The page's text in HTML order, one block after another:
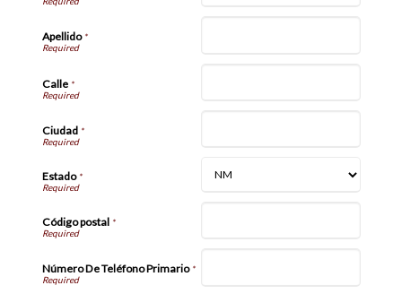
Apellido*
Calle*
Ciudad *
Estado*
Código postal *
Número De Teléfono Primario*